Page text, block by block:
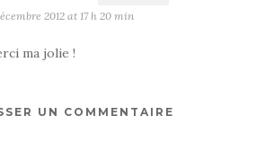
2012 at 17 h 20 min
ma jolie !
UN COMMENTAIRE